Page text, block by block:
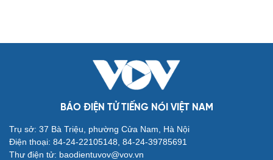
Cải chính
BÁO ĐIỆN TỬ TIẾNG NÓI VIỆT NAM
Trụ sở: 37 Bà Triệu, phường Cửa Nam, Hà Nội
Điện thoại: 84-24-22105148, 84-24-39785691
Thư điện tử: baodientuvov@vov.vn